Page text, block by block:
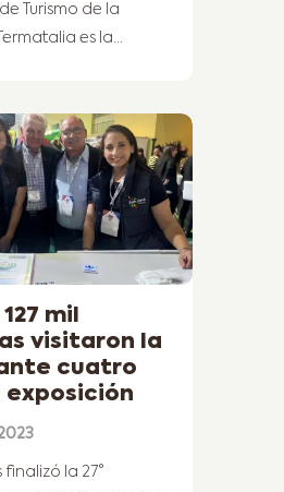
Turismo de la
es la…
mil
visitaron la
cuatro
exposición
finalizó la 27°